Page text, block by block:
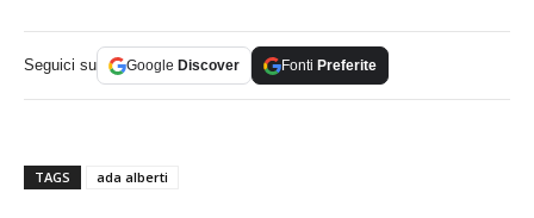
Seguici su Google Discover Fonti Preferite
TAGS ada alberti